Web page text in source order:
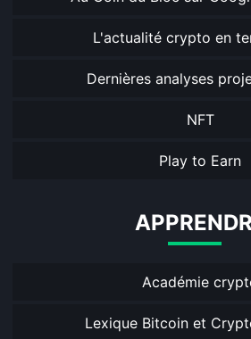
L'actualité crypto en
Dernières analyses
NFT
Play to Earn
Académie
Lexique Bitcoin et